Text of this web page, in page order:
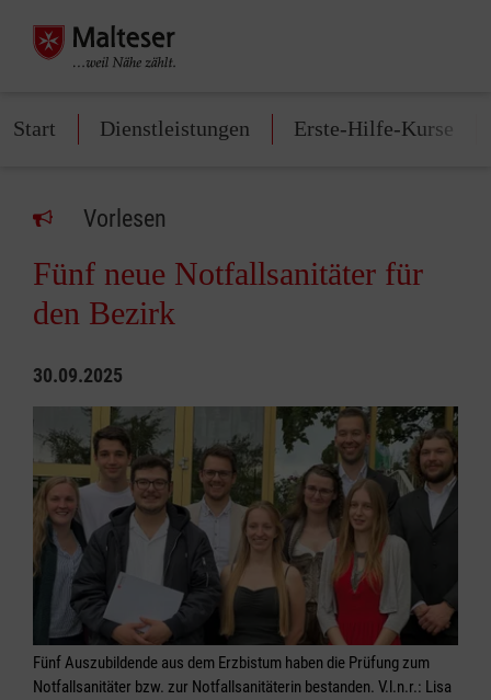
Start Dienstleistungen Erste-Hilfe-Kurse
Vorlesen
Fünf neue Notfallsanitäter für
den Bezirk
30.09.2025
Fünf Auszubildende aus dem Erzbistum haben die Prüfung zum
Notfallsanitäter bzw. zur Notfallsanitäterin bestanden. V.l.n.r.: Lisa